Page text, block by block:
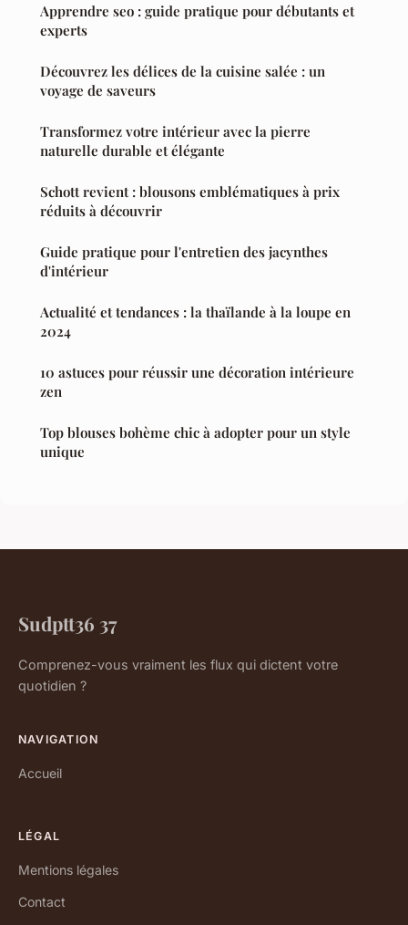
Apprendre seo : guide pratique pour débutants et
experts
Découvrez les délices de la cuisine salée : un
voyage de saveurs
Transformez votre intérieur avec la pierre
naturelle durable et élégante
Schott revient : blousons emblématiques à prix
réduits à découvrir
Guide pratique pour l'entretien des jacynthes
d'intérieur
Actualité et tendances : la thaïlande à la loupe en
2024
10 astuces pour réussir une décoration intérieure
zen
Top blouses bohème chic à adopter pour un style
unique
Sudptt36 37
Comprenez-vous vraiment les flux qui dictent votre
quotidien ?
NAVIGATION
Accueil
LÉGAL
Mentions légales
Contact